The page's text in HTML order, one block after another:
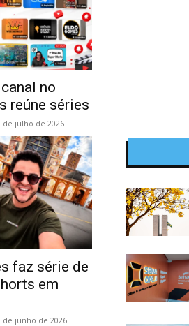
no
reúne séries
de julho de 2026
faz série de
em
de junho de 2026